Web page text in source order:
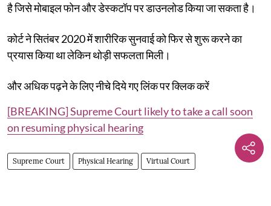
है जिसे मोबाइल फोन और डेस्कटॉप पर डाउनलोड किया जा सकता है।
कोर्ट ने सितंबर 2020 में शारीरिक सुनवाई को फिर से शुरू करने का
प्रयास किया था लेकिन थोड़ी सफलता मिली।
और अधिक पढ़ने के लिए नीचे दिये गए लिंक पर क्लिक करें
[BREAKING] Supreme Court likely to take a call soon
on resuming physical hearing
Supreme Court Physical Hearing Virtual Court